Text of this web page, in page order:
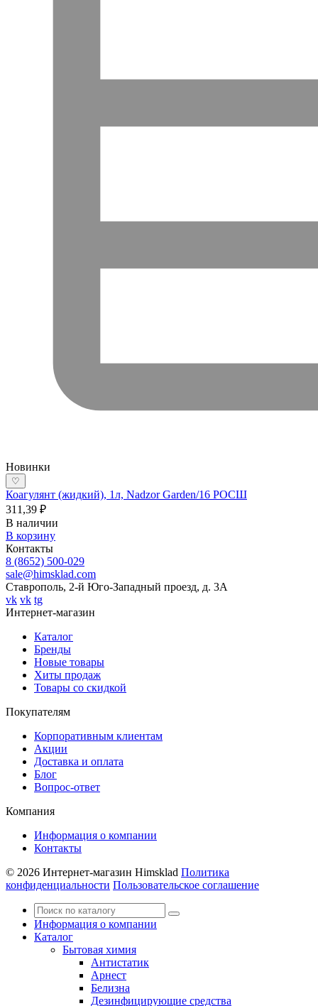
Новинки
♡
Коагулянт (жидкий), 1л, Nadzor Garden/16 РОСШ
311,39 ₽
В наличии
В корзину
Контакты
8 (8652) 500-029
sale@himsklad.com
Ставрополь, 2-й Юго-Западный проезд, д. 3А
vk vk tg
Интернет-магазин
Каталог
Бренды
Новые товары
Хиты продаж
Товары со скидкой
Покупателям
Корпоративным клиентам
Акции
Доставка и оплата
Блог
Вопрос-ответ
Компания
Информация о компании
Контакты
© 2026 Интернет-магазин Himsklad Политика
конфиденциальности Пользовательское соглашение
Информация о компании
Каталог
Бытовая химия
Антистатик
Арнест
Белизна
Дезинфицирующие средства